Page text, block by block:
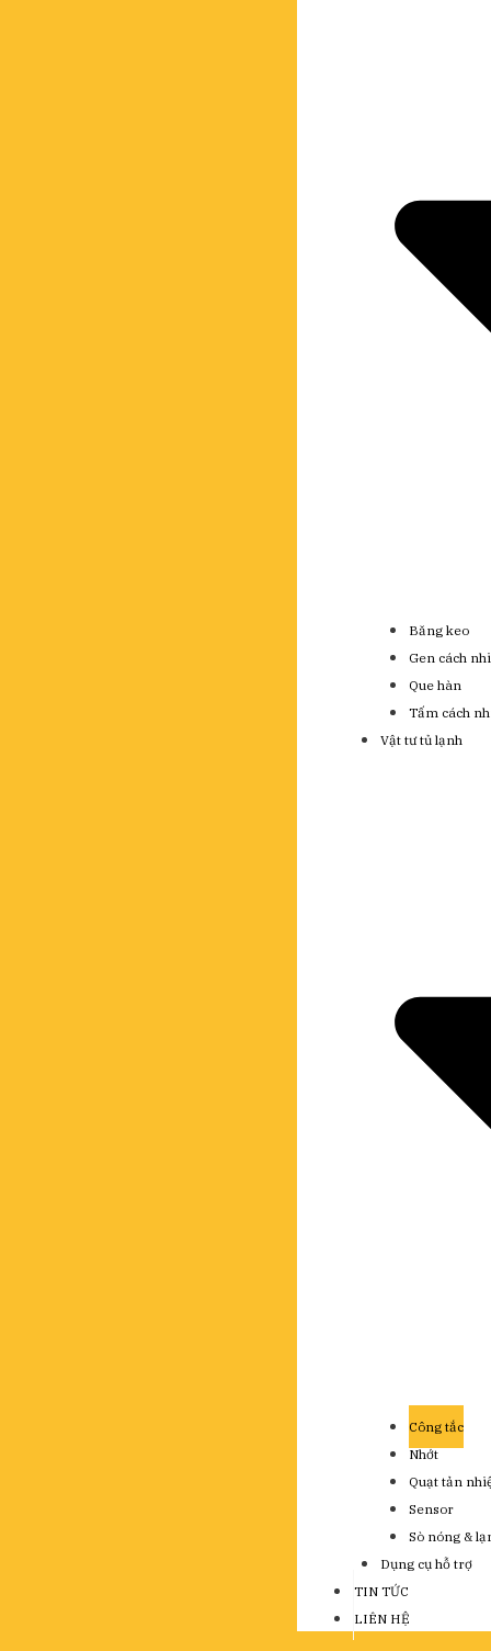
Băng keo
Gen cách
Que hàn
Tấm cách
Vật tư tủ lạnh
Công tắc
Nhớt
Quạt tản
Sensor
Sò nóng &
Dụng cụ hỗ trợ
TIN TỨC
LIÊN HỆ